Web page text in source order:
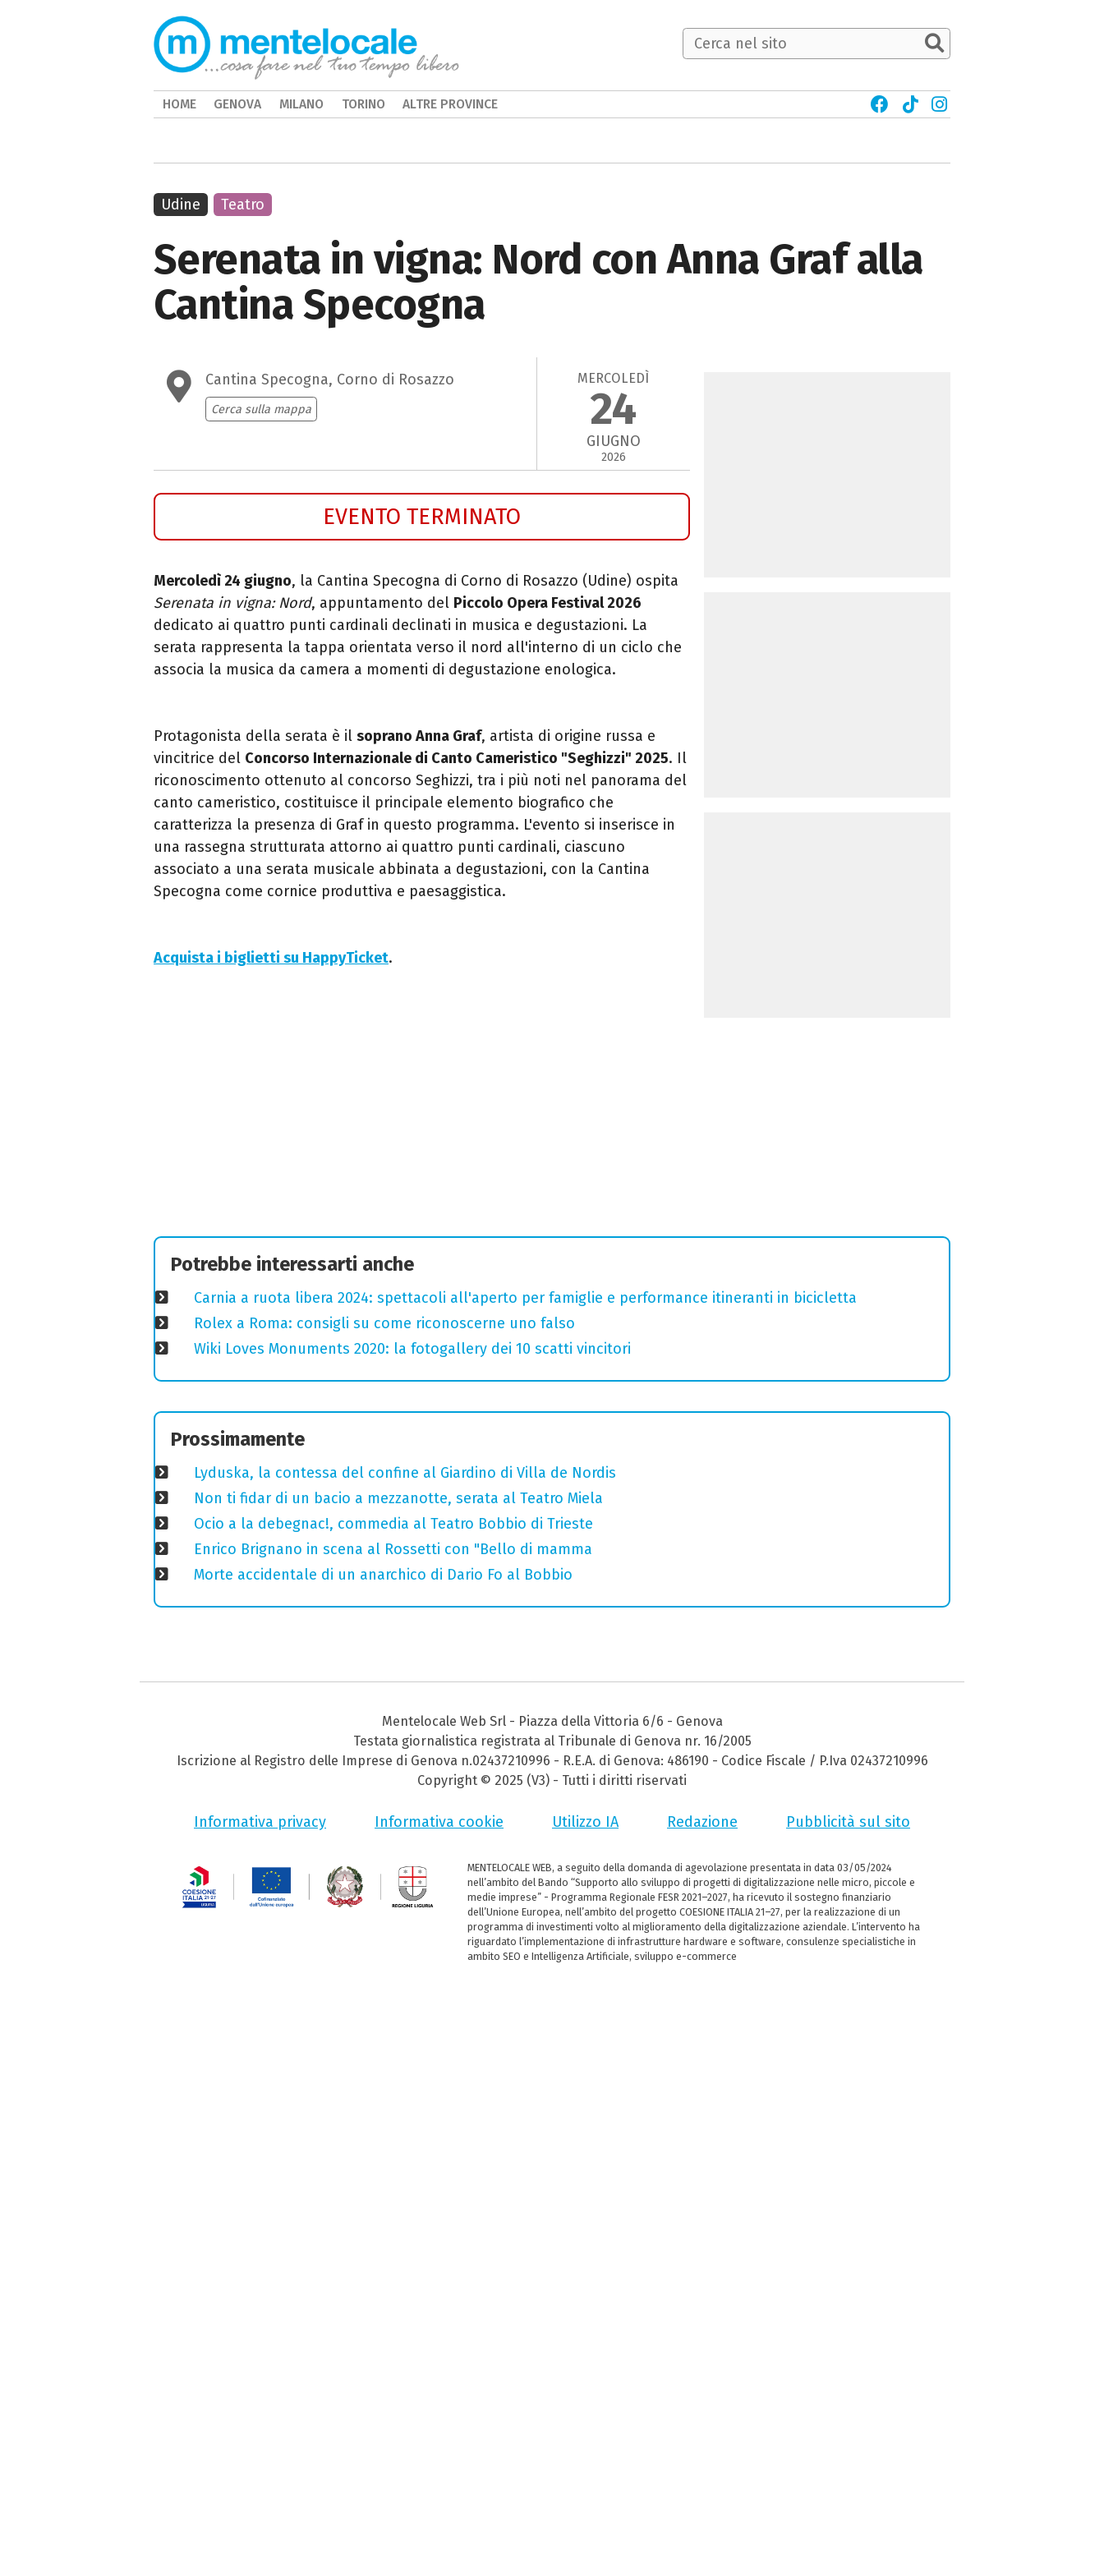
Serenata in vigna: Nord con Anna Graf alla
Cantina Specogna
Cantina Specogna, Corno di Rosazzo
Cerca sulla mappa
MERCOLEDÌ
24
GIUGNO
2026
EVENTO TERMINATO
Mercoledì 24 giugno, la Cantina Specogna di Corno di Rosazzo (Udine) ospita
Serenata in vigna: Nord, appuntamento del Piccolo Opera Festival 2026
dedicato ai quattro punti cardinali declinati in musica e degustazioni. La
serata rappresenta la tappa orientata verso il nord all'interno di un ciclo che
associa la musica da camera a momenti di degustazione enologica.
Protagonista della serata è il soprano Anna Graf, artista di origine russa e
vincitrice del Concorso Internazionale di Canto Cameristico "Seghizzi" 2025. Il
riconoscimento ottenuto al concorso Seghizzi, tra i più noti nel panorama del
canto cameristico, costituisce il principale elemento biografico che
caratterizza la presenza di Graf in questo programma. L'evento si inserisce in
una rassegna strutturata attorno ai quattro punti cardinali, ciascuno
associato a una serata musicale abbinata a degustazioni, con la Cantina
Specogna come cornice produttiva e paesaggistica.
Acquista i biglietti su HappyTicket.
Udine Teatro
Potrebbe interessarti anche
Carnia a ruota libera 2024: spettacoli all'aperto per famiglie e performance itineranti in bicicletta
Rolex a Roma: consigli su come riconoscerne uno falso
Wiki Loves Monuments 2020: la fotogallery dei 10 scatti vincitori
Prossimamente
Lyduska, la contessa del confine al Giardino di Villa de Nordis
Non ti fidar di un bacio a mezzanotte, serata al Teatro Miela
Ocio a la debegnac!, commedia al Teatro Bobbio di Trieste
Enrico Brignano in scena al Rossetti con "Bello di mamma
Morte accidentale di un anarchico di Dario Fo al Bobbio
HOME GENOVA MILANO TORINO ALTRE PROVINCE
Mentelocale Web Srl - Piazza della Vittoria 6/6 - Genova
Testata giornalistica registrata al Tribunale di Genova nr. 16/2005
Iscrizione al Registro delle Imprese di Genova n.02437210996 - R.E.A. di Genova: 486190 - Codice Fiscale / P.Iva 02437210996
Copyright © 2025 (V3) - Tutti i diritti riservati
Informativa privacy Informativa cookie Utilizzo IA Redazione Pubblicità sul sito
MENTELOCALE WEB, a seguito della domanda di agevolazione presentata in data 03/05/2024
nell’ambito del Bando “Supporto allo sviluppo di progetti di digitalizzazione nelle micro, piccole e
medie imprese” - Programma Regionale FESR 2021–2027, ha ricevuto il sostegno finanziario
dell’Unione Europea, nell’ambito del progetto COESIONE ITALIA 21–27, per la realizzazione di un
programma di investimenti volto al miglioramento della digitalizzazione aziendale. L’intervento ha
riguardato l’implementazione di infrastrutture hardware e software, consulenze specialistiche in
ambito SEO e Intelligenza Artificiale, sviluppo e-commerce